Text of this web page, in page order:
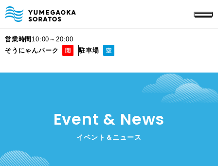
営業時間 10:00～20:00
そうにゃんパーク
駐車場
Event & News
イベント＆ニュース